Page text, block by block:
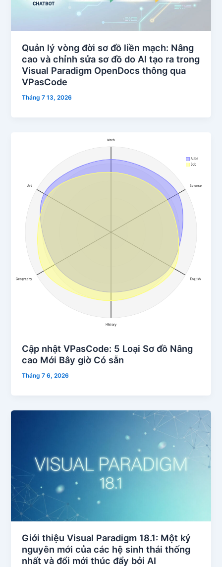
Quản lý vòng đời sơ đồ liền mạch: Nâng
cao và chỉnh sửa sơ đồ do AI tạo ra trong
Visual Paradigm OpenDocs thông qua
VPasCode
Tháng 7 13, 2026
Cập nhật VPasCode: 5 Loại Sơ đồ Nâng
cao Mới Bây giờ Có sẵn
Tháng 7 6, 2026
Giới thiệu Visual Paradigm 18.1: Một kỷ
nguyên mới của các hệ sinh thái thống
nhất và đổi mới thúc đẩy bởi AI